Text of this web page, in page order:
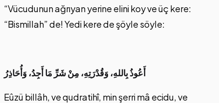
“Vücudunun ağrıyan yerine elini koy ve üç kere:
“Bismillah” de! Yedi kere de şöyle söyle:
أَعُوذُ بِاللهِ، وَقُدْرَتِهِ، مِنْ شَرِّ مَا أَجِدُ، وَأُحَاذِرُ
Eûzü billâh, ve qudratihî, min şerri mâ ecidu, ve